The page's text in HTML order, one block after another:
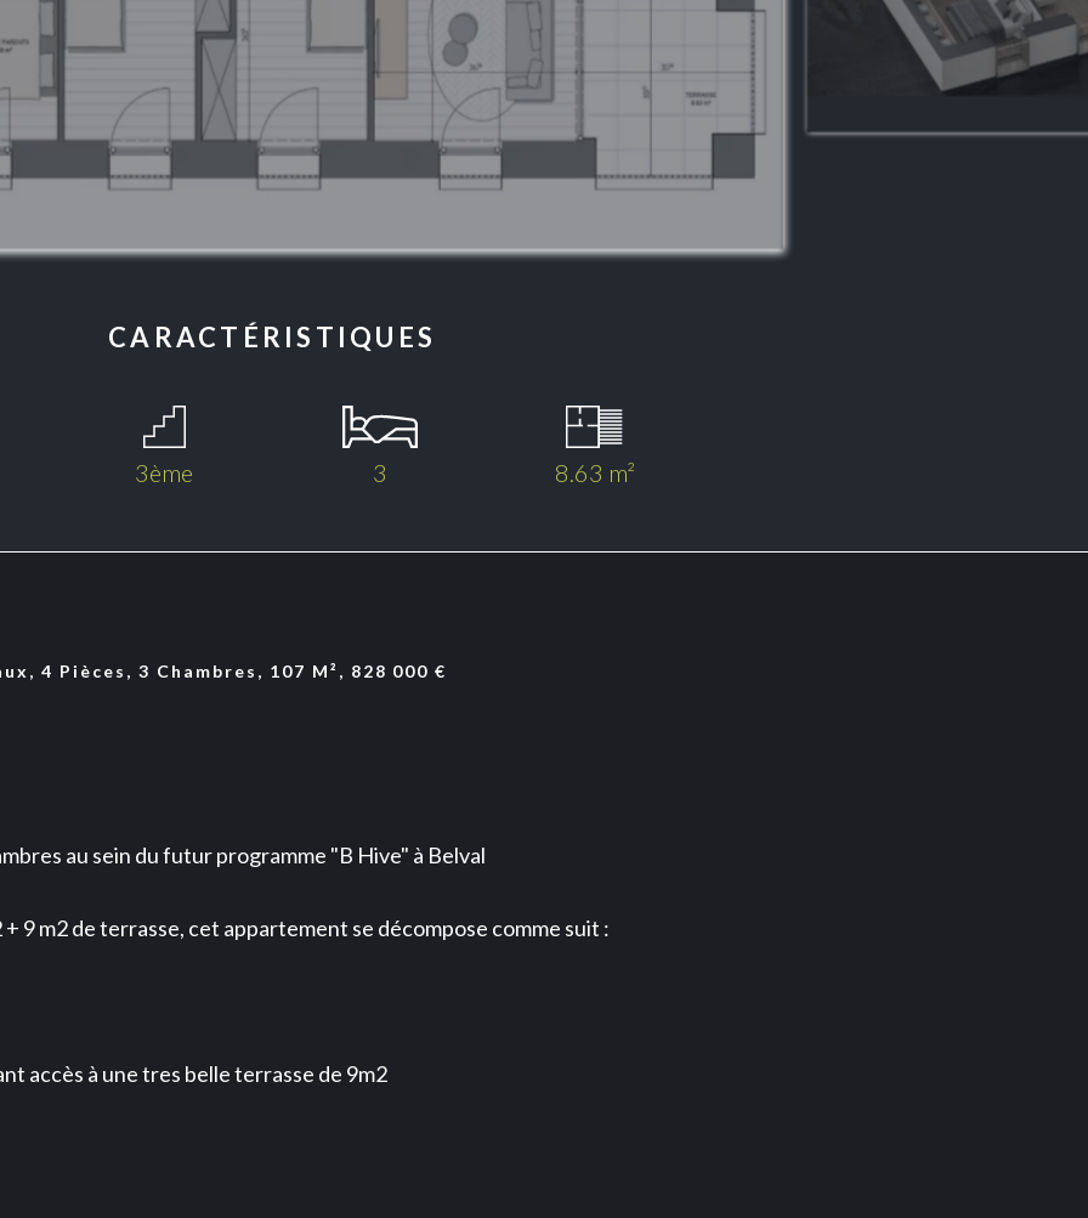
CARACTÉRISTIQUES
3ème 3 8.63 m²
4 Pièces, 3 Chambres, 107 M², 828 000 €
au sein du futur programme "B Hive" à Belval
9 m2 de terrasse, cet appartement se décompose comme suit :
accès à une tres belle terrasse de 9m2